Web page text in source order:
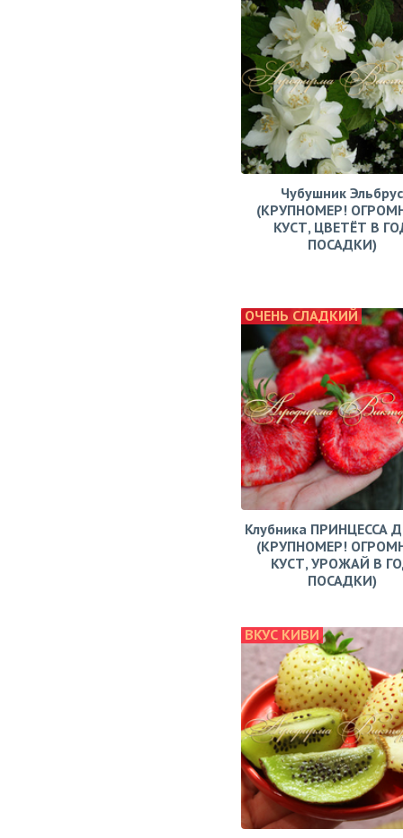
Чубушник Эльбрус
(КРУПНОМЕР!
КУСТ, ЦВЕТЁТ В
ПОСАДКИ)
ОЧЕНЬ СЛАДКИЙ
Клубника ПРИНЦЕССА
(КРУПНОМЕР!
КУСТ, УРОЖАЙ В
ПОСАДКИ)
ВКУС КИВИ